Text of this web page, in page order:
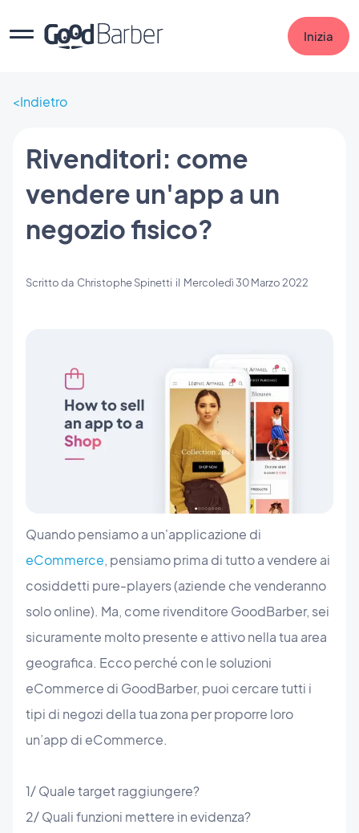
Inizia
Indietro
Rivenditori: come
vendere un'app a un
negozio fisico?
Scritto da Christophe Spinetti il Mercoledì 30 Marzo 2022
Quando pensiamo a un'applicazione di
eCommerce, pensiamo prima di tutto a vendere ai
cosiddetti pure-players (aziende che venderanno
solo online). Ma, come rivenditore GoodBarber, sei
sicuramente molto presente e attivo nella tua area
geografica. Ecco perché con le soluzioni
eCommerce di GoodBarber, puoi cercare tutti i
tipi di negozi della tua zona per proporre loro
un’app di eCommerce.
1/ Quale target raggiungere?
2/ Quali funzioni mettere in evidenza?